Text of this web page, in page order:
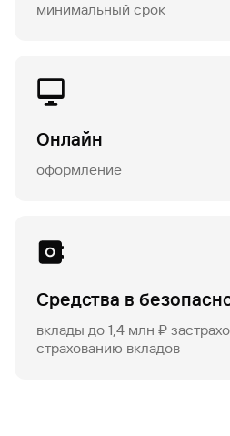
минимальный срок
Онлайн
оформление
Средства в
вклады до 1,4 млн ₽
страхованию вкладов